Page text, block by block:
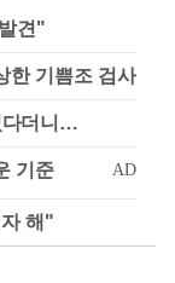
견"
한 기쁨조 검사
다더니…
해"